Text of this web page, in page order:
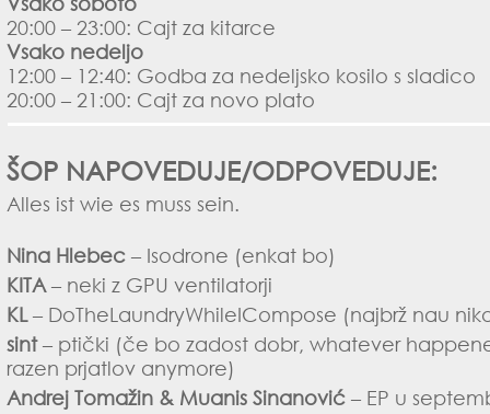
20:00 – 23:00: Cajt za kitarce
Vsako nedeljo
12:00 – 12:40: Godba za nedeljsko kosilo s sladico
20:00 – 21:00: Cajt za novo plato
ŠOP NAPOVEDUJE/ODPOVEDUJE:
Alles ist wie es muss sein.
Nina Hlebec – Isodrone (enkat bo)
KITA – neki z GPU ventilatorji
KL– DoTheLaundryWhileICompose (najbrž nau
sint– ptički (če bo zadost dobr, whatever
razen prjatlov anymore)
Andrej Tomažin & Muanis Sinanović – EP u